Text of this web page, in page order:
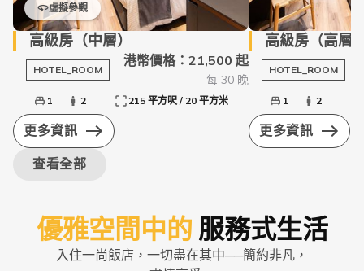
虛擬參觀
高級房（中層）
HOTEL_ROOM
港幣價格：21,500 起
每 30 晚
1 2 215 平方呎 / 20 平方米
更多資訊
高級房（高層
HOTEL_ROOM
1 2
更多資訊
查看全部
優雅空間中的 服務式生活
入住一尚飯店，一切盡在其中──簡約非凡，